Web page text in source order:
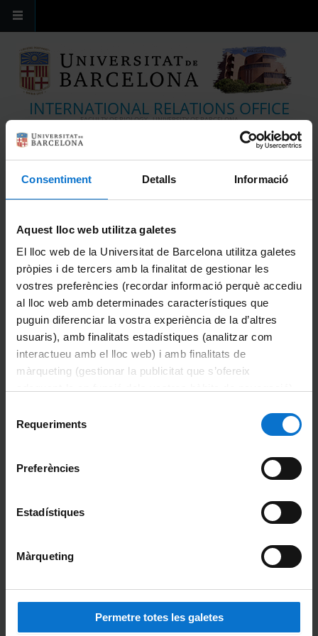
Consentiment Detalls Informació
Aquest lloc web utilitza galetes
El lloc web de la Universitat de Barcelona utilitza galetes
pròpies i de tercers amb la finalitat de gestionar les
vostres preferències (recordar informació perquè accediu
al lloc web amb determinades característiques que
puguin diferenciar la vostra experiència de la d’altres
usuaris), amb finalitats estadístiques (analitzar com
interactueu amb el lloc web) i amb finalitats de
màrqueting (gestionar la publicitat que s’ofereix
consultar laPolítica de galetes del lloc web de la
Requeriments
Preferències
Estadístiques
Màrqueting
Permetre totes les galetes
INTERNATIONAL RELATIONS OFFICE
FACULTY OF BIOLOGY - UNIVERSITY OF BARCELONA
USTED ESTÁ AQUÍ
Inicio»Altres» Summer Schools 2024